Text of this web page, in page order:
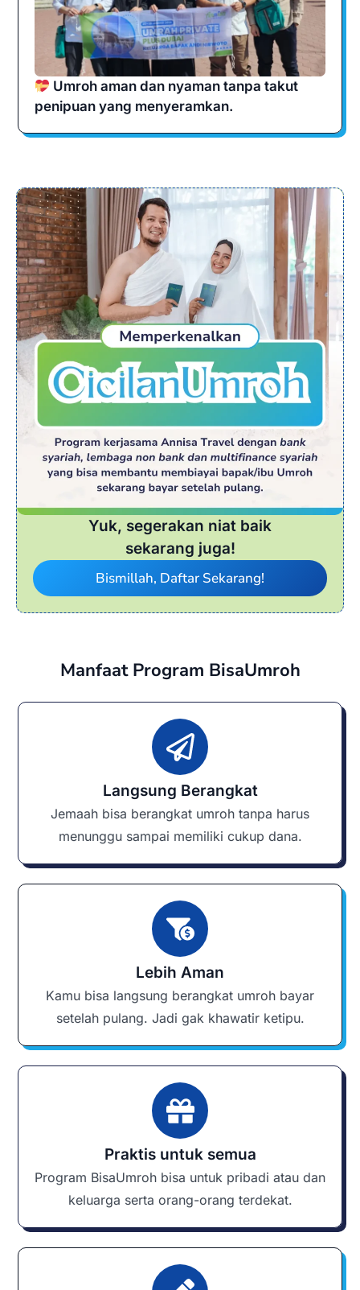
Umroh aman dan nyaman tanpa takut
penipuan yang menyeramkan.
Yuk, segerakan niat baik
sekarang juga!
Bismillah, Daftar Sekarang!
Manfaat Program BisaUmroh
Langsung Berangkat
Jemaah bisa berangkat umroh tanpa harus
menunggu sampai memiliki cukup dana.
Lebih Aman
Kamu bisa langsung berangkat umroh bayar
setelah pulang. Jadi gak khawatir ketipu.
Praktis untuk semua
Program BisaUmroh bisa untuk pribadi atau dan
keluarga serta orang-orang terdekat.